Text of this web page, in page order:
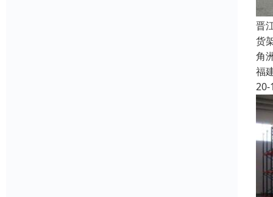
晋
货
角
福
20-